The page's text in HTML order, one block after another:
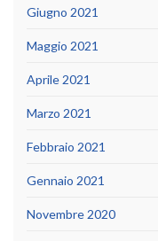
Giugno 2021
Maggio 2021
Aprile 2021
Marzo 2021
Febbraio 2021
Gennaio 2021
Novembre 2020